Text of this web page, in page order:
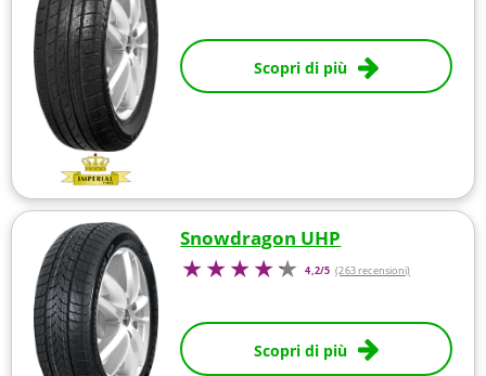
Scopri di più
Snowdragon UHP
4,2/5 (263 recensioni)
Scopri di più